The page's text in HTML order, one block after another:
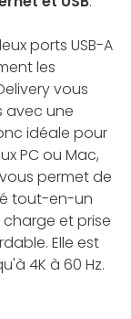
ports USB-A
les
vous
avec une
idéale pour
PC ou Mac,
permet de
tout-en-un
et prise
Elle est
4K à 60 Hz.